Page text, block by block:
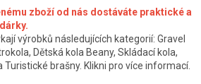
zboží od nás dostáváte praktické a
výrobků následujících kategorií: Gravel
Dětská kola Beany, Skládací kola,
Turistické brašny. Klikni pro více informací.